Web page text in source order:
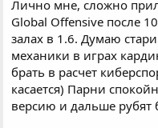
Лично мне, сложно
Global Offensive после
залах в 1.6. Думаю
механики в играх
брать в расчет
касается) Парни
версию и дальше рубят